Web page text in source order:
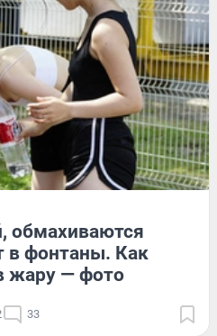
обмахиваются
в фонтаны. Как
жару — фото
33